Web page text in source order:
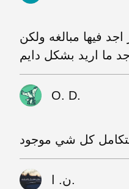
فيها مبالغه ولكن
ما اريد بشكل دايم
O. D.
كل شي موجود
ن. ا.